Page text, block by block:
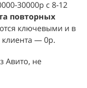
30000р с 8-12
повторных
ключевыми и в
— 0р.
Авито, не